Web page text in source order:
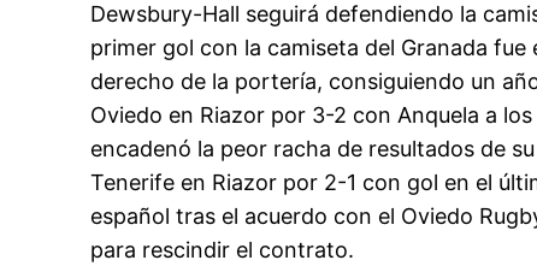
Dewsbury-Hall seguirá defendiendo la
primer gol con la camiseta del Granada
derecho de la portería, consiguiendo un
Oviedo en Riazor por 3-2 con Anquela a
encadenó la peor racha de resultados de
Tenerife en Riazor por 2-1 con gol en el
español tras el acuerdo con el Oviedo
para rescindir el contrato.